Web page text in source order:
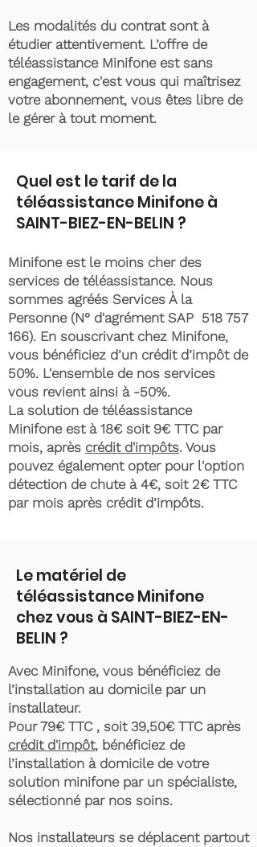
Les modalités du contrat sont à
étudier attentivement. L’offre de
téléassistance Minifone est sans
engagement, c'est vous qui maîtrisez
votre abonnement, vous êtes libre de
le gérer à tout moment.
Quel est le tarif de la
téléassistance Minifone à
SAINT-BIEZ-EN-BELIN ?
Minifone est le moins cher des
services de téléassistance. Nous
sommes agréés Services À la
Personne (N° d'agrément SAP 518 757
166). En souscrivant chez Minifone,
vous bénéficiez d’un crédit d’impôt de
50%. L'ensemble de nos services
vous revient ainsi à -50%.
La solution de téléassistance
Minifone est à 18€ soit 9€ TTC par
mois, après crédit d'impôts. Vous
pouvez également opter pour l'option
détection de chute à 4€, soit 2€ TTC
par mois après crédit d’impôts.
Le matériel de
téléassistance Minifone
chez vous à SAINT-BIEZ-EN-
BELIN ?
Avec Minifone, vous bénéficiez de
l’installation au domicile par un
installateur.
Pour 79€ TTC , soit 39,50€ TTC après
crédit d'impôt, bénéficiez de
l’installation à domicile de votre
solution minifone par un spécialiste,
sélectionné par nos soins.
Nos installateurs se déplacent partout